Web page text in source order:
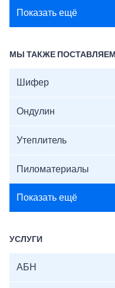
Показать ещё
МЫ ТАКЖЕ ПОСТАВЛЯЕМ
Шифер
Ондулин
Утеплитель
Пиломатериалы
Показать ещё
УСЛУГИ
АБН